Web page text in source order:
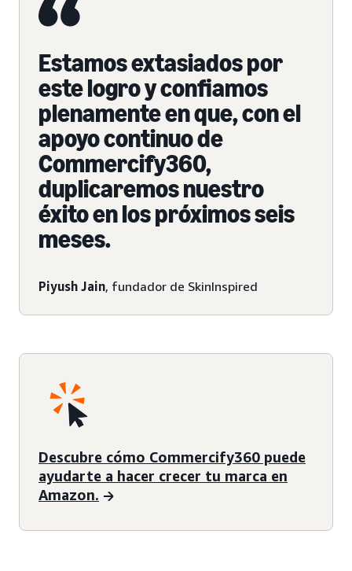
Estamos extasiados por
este logro y confiamos
plenamente en que, con el
apoyo continuo de
Commercify360,
duplicaremos nuestro
éxito en los próximos seis
meses.
Piyush Jain, fundador de SkinInspired
Descubre cómo Commercify360 puede
ayudarte a hacer crecer tu marca en
Amazon.